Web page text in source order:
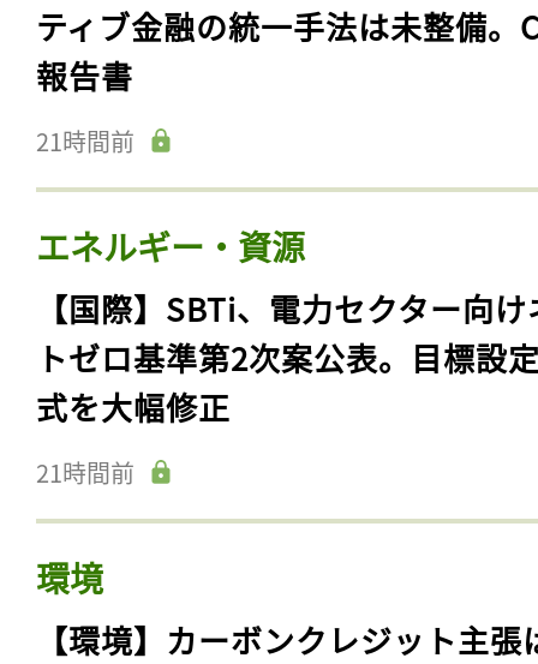
ティブ金融の統一手法は未整備。
報告書
21時間前
エネルギー・資源
【国際】SBTi、電力セクター向
トゼロ基準第2次案公表。目標設
式を大幅修正
21時間前
環境
【環境】カーボンクレジット主張